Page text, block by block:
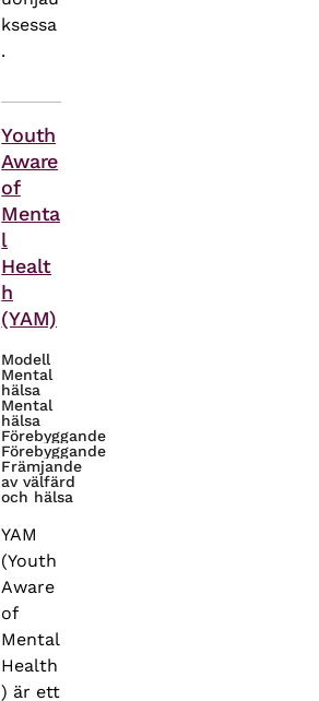
ksessa
.
Youth
Aware
of
Menta
l
Healt
h
(YAM)
Modell
Mental
hälsa
Mental
hälsa
Förebyggande
Förebyggande
Främjande
av välfärd
och hälsa
YAM
(Youth
Aware
of
Mental
Health
) är ett